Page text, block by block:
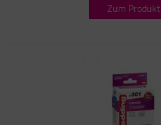
Zum Produkt